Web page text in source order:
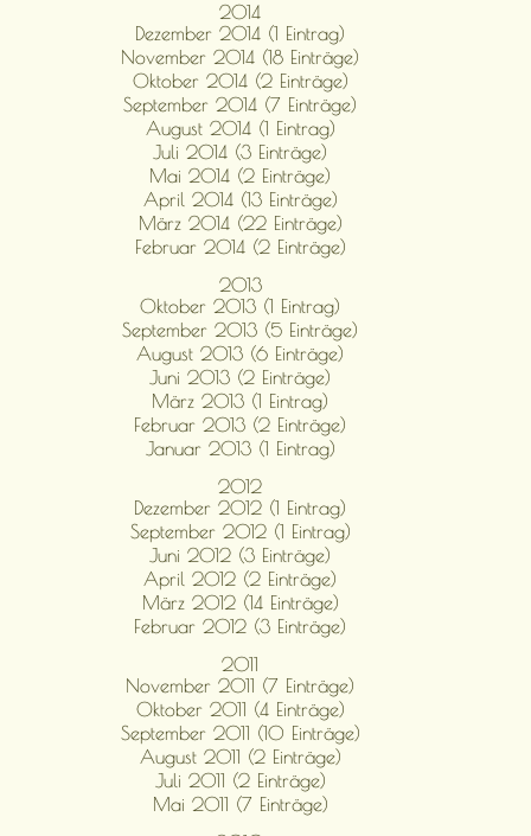
2014
Dezember 2014 (1 Eintrag)
November 2014 (18 Einträge)
Oktober 2014 (2 Einträge)
September 2014 (7 Einträge)
August 2014 (1 Eintrag)
Juli 2014 (3 Einträge)
Mai 2014 (2 Einträge)
April 2014 (13 Einträge)
März 2014 (22 Einträge)
Februar 2014 (2 Einträge)
2013
Oktober 2013 (1 Eintrag)
September 2013 (5 Einträge)
August 2013 (6 Einträge)
Juni 2013 (2 Einträge)
März 2013 (1 Eintrag)
Februar 2013 (2 Einträge)
Januar 2013 (1 Eintrag)
2012
Dezember 2012 (1 Eintrag)
September 2012 (1 Eintrag)
Juni 2012 (3 Einträge)
April 2012 (2 Einträge)
März 2012 (14 Einträge)
Februar 2012 (3 Einträge)
2011
November 2011 (7 Einträge)
Oktober 2011 (4 Einträge)
September 2011 (10 Einträge)
August 2011 (2 Einträge)
Juli 2011 (2 Einträge)
Mai 2011 (7 Einträge)